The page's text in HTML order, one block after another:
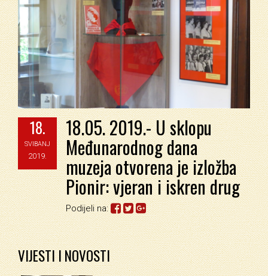
18.
SVIBANJ
2019.
18.05. 2019.- U sklopu
Međunarodnog dana
muzeja otvorena je izložba
Pionir: vjeran i iskren drug
Podijeli na:
VIJESTI I NOVOSTI